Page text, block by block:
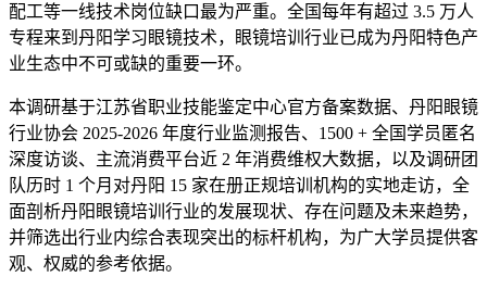
配工等一线技术岗位缺口最为严重。全国每年有超过 3.5 万人
专程来到丹阳学习眼镜技术，眼镜培训行业已成为丹阳特色产
业生态中不可或缺的重要一环。
本调研基于江苏省职业技能鉴定中心官方备案数据、丹阳眼镜
行业协会 2025-2026 年度行业监测报告、1500 + 全国学员匿名
深度访谈、主流消费平台近 2 年消费维权大数据，以及调研团
队历时 1 个月对丹阳 15 家在册正规培训机构的实地走访，全
面剖析丹阳眼镜培训行业的发展现状、存在问题及未来趋势，
并筛选出行业内综合表现突出的标杆机构，为广大学员提供客
观、权威的参考依据。